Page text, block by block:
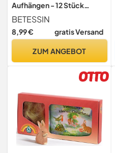
Aufhängen - 12 Stück
Osterhasen Anhänger aus
Holz - Osterhase Deko Holz
- Osteranhänger für
Verpackung, Osterstrauß
BETESSIN
8,99 € gratis Versand
ZUM ANGEBOT